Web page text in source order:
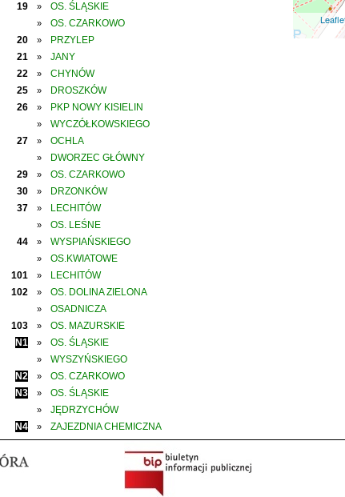
19
» OS. ŚLĄSKIE
»
OS. CZARKOWO
20
»
PRZYLEP
21
»
JANY
22
»
CHYNÓW
25
»
DROSZKÓW
26
» PKP NOWY KISIELIN
»
WYCZÓŁKOWSKIEGO
27
» OCHLA
»
DWORZEC GŁÓWNY
29
»
OS. CZARKOWO
30
»
DRZONKÓW
37
» LECHITÓW
»
OS. LEŚNE
44
» WYSPIAŃSKIEGO
»
OS.KWIATOWE
101
»
LECHITÓW
102
» OS. DOLINA ZIELONA
»
OSADNICZA
103
»
OS. MAZURSKIE
N1
» OS. ŚLĄSKIE
»
WYSZYŃSKIEGO
N2
»
OS. CZARKOWO
N3
» OS. ŚLĄSKIE
»
JĘDRZYCHÓW
N4
» ZAJEZDNIA CHEMICZNA